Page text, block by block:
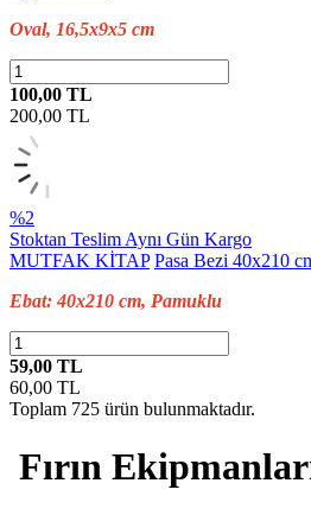
Oval, 16,5x9x5 cm
100,00 TL
200,00 TL
%2
Stoktan Teslim Aynı Gün Kargo
MUTFAK KİTAP Pasa Bezi 40x210
Ebat: 40x210 cm, Pamuklu
59,00 TL
60,00 TL
Toplam 725 ürün bulunmaktadır.
Fırın